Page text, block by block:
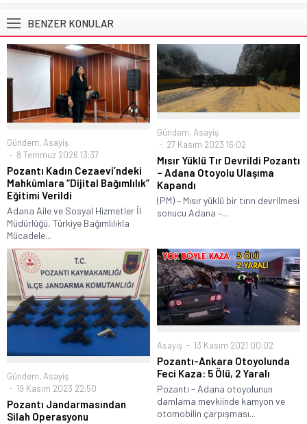
BENZER KONULAR
Gündem, Asayiş
8 Temmuz 2026 13:37
Pozantı Kadın Cezaevi’ndeki
Mahkûmlara “Dijital Bağımlılık”
Eğitimi Verildi
Adana Aile ve Sosyal Hizmetler İl
Müdürlüğü, Türkiye Bağımlılıkla
Mücadele...
Gündem, Asayiş
27 Kasım 2023 16:02
Mısır Yüklü Tır Devrildi Pozantı
– Adana Otoyolu Ulaşıma
Kapandı
(PM) – Mısır yüklü bir tırın devrilmesi
sonucu Adana –...
Gündem, Asayiş
19 Kasım 2023 22:50
Pozantı Jandarmasından
Silah Operasyonu
Asayiş 13 Kasım 2021 00:02
Pozantı-Ankara Otoyolunda
Feci Kaza: 5 Ölü, 2 Yaralı
Pozantı - Adana otoyolunun
damlama mevkiinde kamyon ve
otomobilin çarpışması...